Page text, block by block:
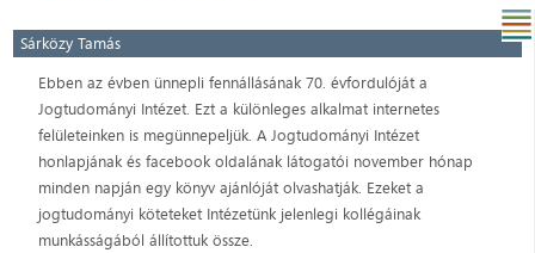
Sárközy Tamás
Ebben az évben ünnepli fennállásának 70. évfordulóját a
Jogtudományi Intézet. Ezt a különleges alkalmat internetes
felületeinken is megünnepeljük. A Jogtudományi Intézet
honlapjának és facebook oldalának látogatói november hónap
minden napján egy könyv ajánlóját olvashatják. Ezeket a
jogtudományi köteteket Intézetünk jelenlegi kollégáinak
munkásságából állítottuk össze.